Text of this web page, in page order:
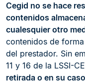
Cegid no se hace
contenidos
cualesquier otro
contenidos de
del prestador. Sin
11 y 16 de la LSSI-CE
retirada o en su